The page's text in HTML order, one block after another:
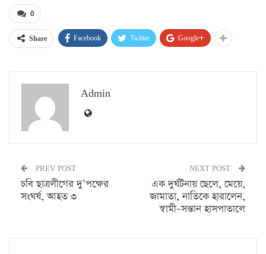
0
Share Facebook Twitter Google+
Admin
PREV POST
চবি ছাত্রলীগের দু’পক্ষের
সংঘর্ষ, আহত ৩
NEXT POST
এক দুর্ঘটনায় ছেলে, মেয়ে,
জামাতা, নাতিকে হারালেন,
স্বামী–সন্তান হাসপাতালে